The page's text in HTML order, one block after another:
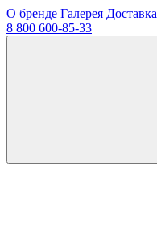
О бренде Галерея Доставка
8 800 600-85-33